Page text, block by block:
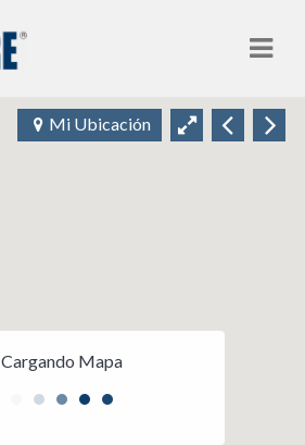
Mi Ubicación
Cargando Mapa